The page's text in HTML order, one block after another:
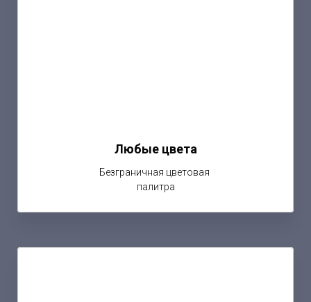
Любые цвета
Безграничная цветовая
палитра